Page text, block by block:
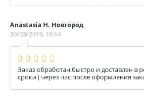
Anastasia Н. Новгород
30/03/2019, 19:14
Заказ обработан быстро и доставлен в
сроки ( через час после оформления